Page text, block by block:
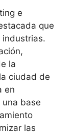
e
que
industrias.
la
ciudad de
en
base
las